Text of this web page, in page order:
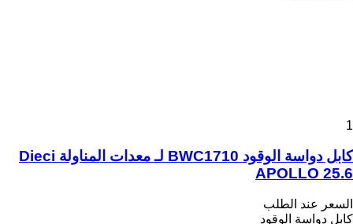
1
كابل دواسة الوقود BWC1710 لـ معدات المناولة Dieci
APOLLO 25.6
السعر عند الطلب
كابل دواسة الوقود